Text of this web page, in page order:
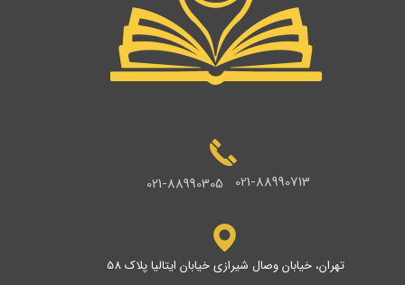
تهران، خیابان وصال شیرازی خیابان ایتالیا پلاک 58
021-88990713
021-88990305